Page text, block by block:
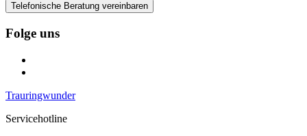
Telefonische Beratung vereinbaren
Folge uns
Trauringwunder
Servicehotline